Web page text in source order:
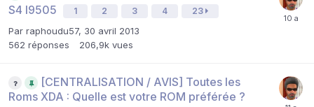
S4 I9505
1 2 3 4 23
Par raphoudu57, 30 avril 2013
562 réponses 206,9k vues
[CENTRALISATION / AVIS] Toutes les
Roms XDA : Quelle est votre ROM préférée ?